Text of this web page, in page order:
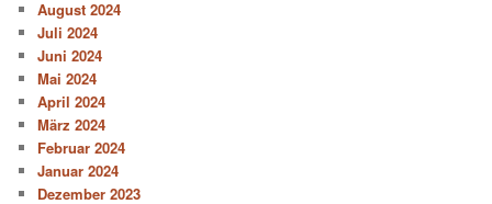
August 2024
Juli 2024
Juni 2024
Mai 2024
April 2024
März 2024
Februar 2024
Januar 2024
Dezember 2023